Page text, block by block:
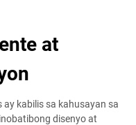
at
kabilis sa kahusayan sa
disenyo at